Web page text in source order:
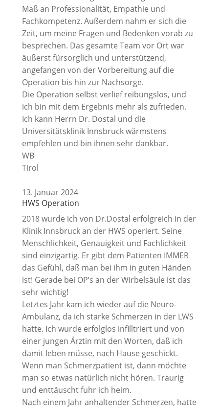
Maß an Professionalität, Empathie und
Fachkompetenz. Außerdem nahm er sich die
Zeit, um meine Fragen und Bedenken vorab zu
besprechen. Das gesamte Team vor Ort war
äußerst fürsorglich und unterstützend,
angefangen von der Vorbereitung auf die
Operation bis hin zur Nachsorge.
Die Operation selbst verlief reibungslos, und
ich bin mit dem Ergebnis mehr als zufrieden.
Ich kann Herrn Dr. Dostal und die
Universitätsklinik Innsbruck wärmstens
empfehlen und bin ihnen sehr dankbar.
WB
Tirol
13. Januar 2024
HWS Operation
2018 wurde ich von Dr.Dostal erfolgreich in der
Klinik Innsbruck an der HWS operiert. Seine
Menschlichkeit, Genauigkeit und Fachlichkeit
sind einzigartig. Er gibt dem Patienten IMMER
das Gefühl, daß man bei ihm in guten Händen
ist! Gerade bei OP’s an der Wirbelsäule ist das
sehr wichtig!
Letztes Jahr kam ich wieder auf die Neuro-
Ambulanz, da ich starke Schmerzen in der LWS
hatte. Ich wurde erfolglos infilltriert und von
einer jungen Ärztin mit den Worten, daß ich
damit leben müsse, nach Hause geschickt.
Wenn man Schmerzpatient ist, dann möchte
man so etwas natürlich nicht hören. Traurig
und enttäuscht fuhr ich heim.
Nach einem Jahr anhaltender Schmerzen, hatte